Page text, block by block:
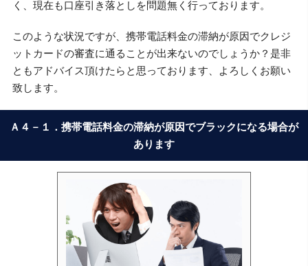
く、現在も口座引き落としを問題無く行っております。
このような状況ですが、携帯電話料金の滞納が原因でクレジ
ットカードの審査に通ることが出来ないのでしょうか？是非
ともアドバイス頂けたらと思っております、よろしくお願い
致します。
Ａ４－１．携帯電話料金の滞納が原因でブラックになる場合が
あります